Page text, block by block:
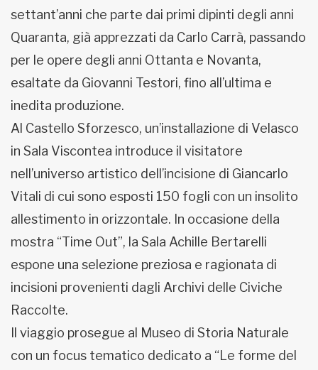
settant’anni che parte dai primi dipinti degli anni
Quaranta, già apprezzati da Carlo Carrà, passando
per le opere degli anni Ottanta e Novanta,
esaltate da Giovanni Testori, fino all’ultima e
inedita produzione.
Al Castello Sforzesco, un’installazione di Velasco
in Sala Viscontea introduce il visitatore
nell’universo artistico dell’incisione di Giancarlo
Vitali di cui sono esposti 150 fogli con un insolito
allestimento in orizzontale. In occasione della
mostra “Time Out”, la Sala Achille Bertarelli
espone una selezione preziosa e ragionata di
incisioni provenienti dagli Archivi delle Civiche
Raccolte.
Il viaggio prosegue al Museo di Storia Naturale
con un focus tematico dedicato a “Le forme del